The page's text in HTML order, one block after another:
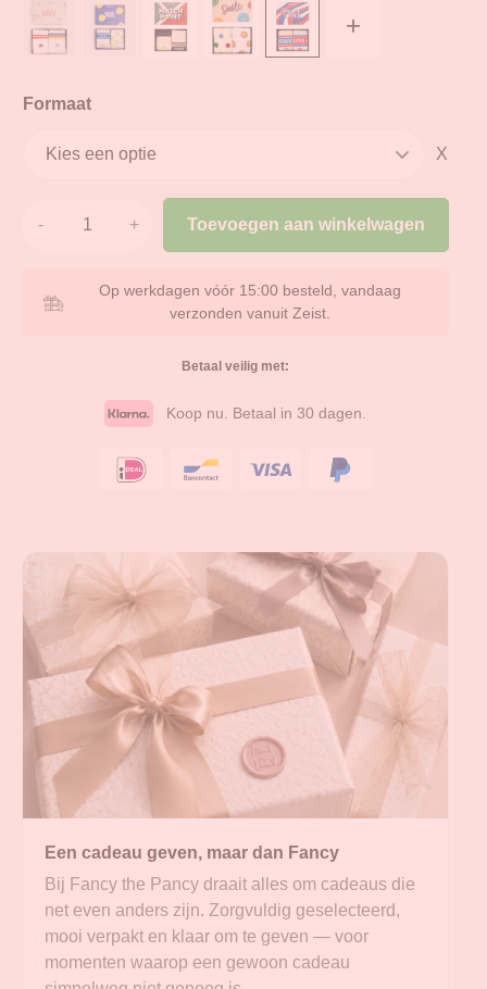
+
Formaat
X
Toevoegen aan winkelwagen
Op werkdagen vóór 15:00 besteld, vandaag
verzonden vanuit Zeist.
Betaal veilig met:
Koop nu. Betaal in 30 dagen.
Een cadeau geven, maar dan Fancy
Bij Fancy the Pancy draait alles om cadeaus die
net even anders zijn. Zorgvuldig geselecteerd,
mooi verpakt en klaar om te geven — voor
momenten waarop een gewoon cadeau